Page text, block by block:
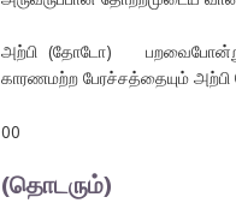
அற்பி (தோடோ) பறவைபோன்று
காரணமற்ற பேரச்சத்தையும்
00
(தொடரும்)